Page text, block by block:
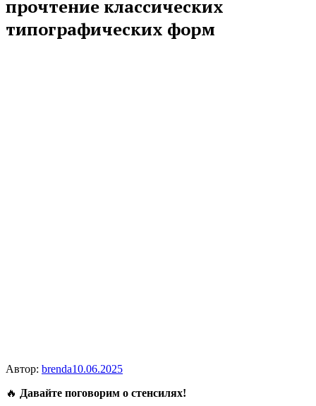
прочтение классических
типографических форм
Автор: brenda10.06.2025
🔥 Давайте поговорим о стенсилях!